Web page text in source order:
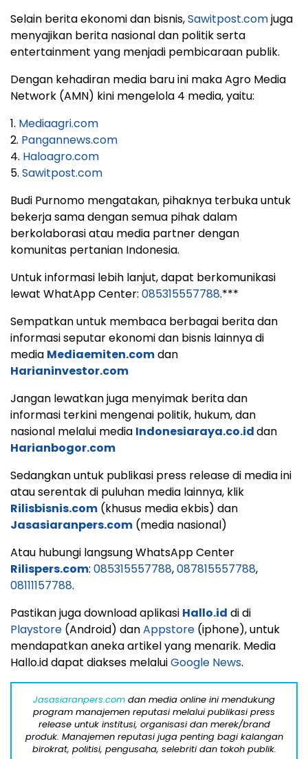
Selain berita ekonomi dan bisnis,Sawitpost.comjuga
menyajikan berita nasional dan politik serta
entertainment yang menjadi pembicaraan publik.
Dengan kehadiran media baru ini maka Agro Media
Network (AMN) kini mengelola 4 media, yaitu:
1. Mediaagri.com
2. Pangannews.com
4. Haloagro.com
5. Sawitpost.com
Budi Purnomo mengatakan, pihaknya terbuka untuk
bekerja sama dengan semua pihak dalam
berkolaborasi atau media partner dengan
komunitas pertanian Indonesia.
Untuk informasi lebih lanjut, dapat berkomunikasi
lewat WhatApp Center: 085315557788.***
Sempatkan untuk membaca berbagai berita dan
informasi seputar ekonomi dan bisnis lainnya di
media Mediaemiten.comdan
Harianinvestor.com
Jangan lewatkan juga menyimak berita dan
informasi terkini mengenai politik, hukum, dan
nasional melalui media Indonesiaraya.co.iddan
Harianbogor.com
Sedangkan untuk publikasi press release di media ini
atau serentak di puluhan media lainnya, klik
Rilisbisnis.com (khusus media ekbis) dan
Jasasiaranpers.com (media nasional)
Atau hubungi langsung WhatsApp Center
Rilispers.com: 085315557788,087815557788,
08111157788.
Pastikan juga download aplikasi Hallo.id di di
Playstore (Android) danAppstore (iphone), untuk
mendapatkan aneka artikel yang menarik. Media
Hallo.id dapat diakses melaluiGoogle News.
Jasasiaranpers.com dan media online ini mendukung
program manajemen reputasi melalui publikasi press
release untuk institusi, organisasi dan merek/brand
produk. Manajemen reputasi juga penting bagi kalangan
birokrat, politisi, pengusaha, selebriti dan tokoh publik.